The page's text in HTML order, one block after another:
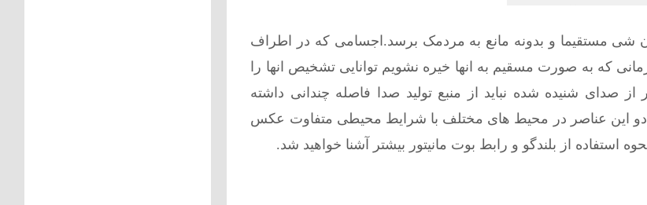
آن شی مستقیما و بدونه مانع به مردمک برسد.اجسامی که در اطراف
که به صورت مسقیم به انها خیره نشویم توانایی تشخیص انها را
شنیده شده نباید از منبع تولید صدا فاصله چندانی داشته
دو این عناصر در محیط های مختلف با شرایط محیطی متفاوت عکس
استفاده از بلندگو و رابط بوت مانیتور بیشتر آشنا خواهید شد.